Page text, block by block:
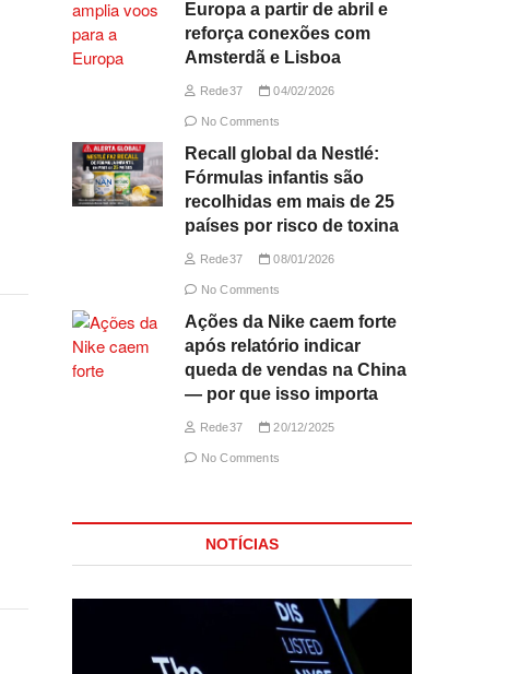
Europa a partir de abril e
reforça conexões com
Amsterdã e Lisboa
Rede37 04/02/2026
No Comments
Recall global da Nestlé:
Fórmulas infantis são
recolhidas em mais de 25
países por risco de toxina
Rede37 08/01/2026
No Comments
Ações da Nike caem forte
após relatório indicar
queda de vendas na China
— por que isso importa
Rede37 20/12/2025
No Comments
NOTÍCIAS